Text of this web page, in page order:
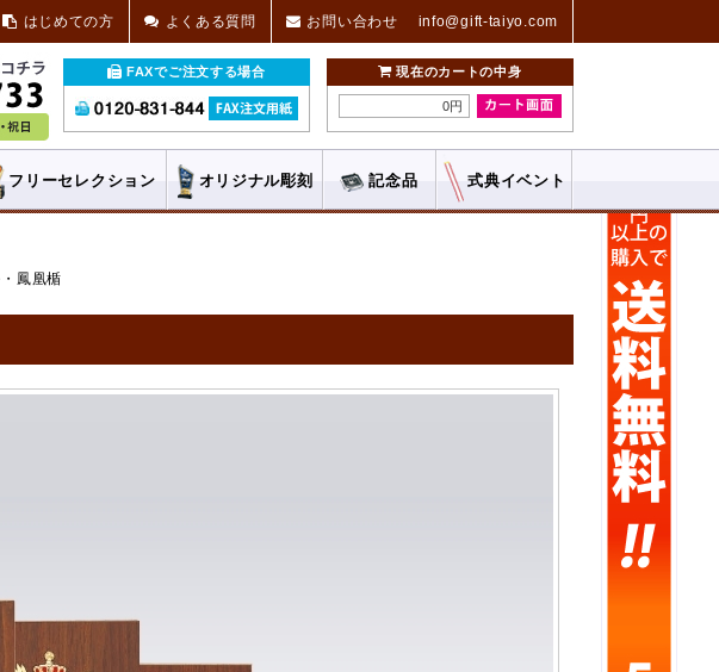
はじめての方 よくある質問 お問い合わせ info@gift-taiyo.com
FAXでご注文する場合 現在のカートの中身
0円
フリーセレクション オリジナル彫刻 記念品 式典イベント
鳳凰楯